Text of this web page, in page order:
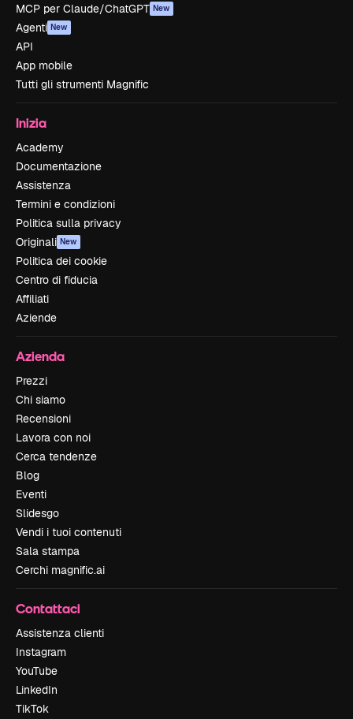
MCP per Claude/ChatGPT New
Agenti New
API
App mobile
Tutti gli strumenti Magnific
Inizia
Academy
Documentazione
Assistenza
Termini e condizioni
Politica sulla privacy
Originali New
Politica dei cookie
Centro di fiducia
Affiliati
Aziende
Azienda
Prezzi
Chi siamo
Recensioni
Lavora con noi
Cerca tendenze
Blog
Eventi
Slidesgo
Vendi i tuoi contenuti
Sala stampa
Cerchi magnific.ai
Contattaci
Assistenza clienti
Instagram
YouTube
LinkedIn
TikTok